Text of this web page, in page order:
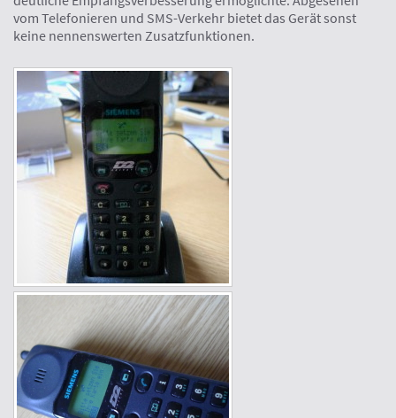
vom Telefonieren und SMS-Verkehr bietet das Gerät sonst
keine nennenswerten Zusatzfunktionen.